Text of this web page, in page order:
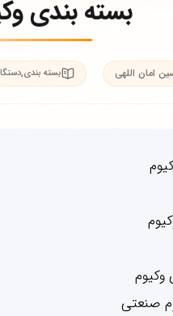
بسته بندی
امان اللهی بسته بندی,
وکیوم
صنعتی